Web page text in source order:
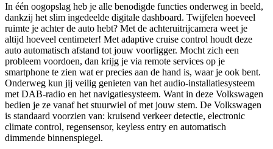
In één oogopslag heb je alle benodigde functies onderweg in beeld,
dankzij het slim ingedeelde digitale dashboard. Twijfelen hoeveel
ruimte je achter de auto hebt? Met de achteruitrijcamera weet je
altijd hoeveel centimeter! Met adaptive cruise control houdt deze
auto automatisch afstand tot jouw voorligger. Mocht zich een
probleem voordoen, dan krijg je via remote services op je
smartphone te zien wat er precies aan de hand is, waar je ook bent.
Onderweg kun jij veilig genieten van het audio-installatiesysteem
met DAB-radio en het navigatiesysteem. Want in deze Volkswagen
bedien je ze vanaf het stuurwiel of met jouw stem. De Volkswagen
is standaard voorzien van: kruisend verkeer detectie, electronic
climate control, regensensor, keyless entry en automatisch
dimmende binnenspiegel.